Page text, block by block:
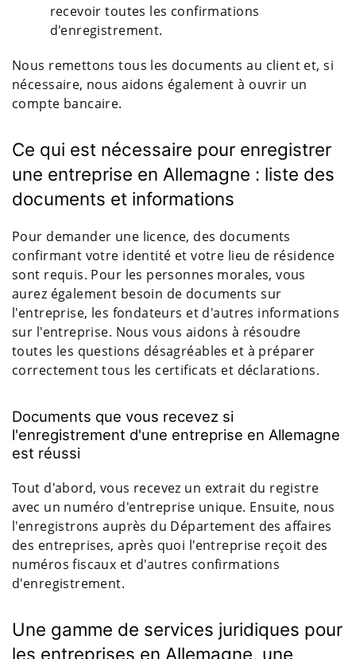
recevoir toutes les confirmations
d'enregistrement.
Nous remettons tous les documents au client et, si
nécessaire, nous aidons également à ouvrir un
compte bancaire.
Ce qui est nécessaire pour enregistrer
une entreprise en Allemagne : liste des
documents et informations
Pour demander une licence, des documents
confirmant votre identité et votre lieu de résidence
sont requis. Pour les personnes morales, vous
aurez également besoin de documents sur
l'entreprise, les fondateurs et d'autres informations
sur l'entreprise. Nous vous aidons à résoudre
toutes les questions désagréables et à préparer
correctement tous les certificats et déclarations.
Documents que vous recevez si
l'enregistrement d'une entreprise en Allemagne
est réussi
Tout d'abord, vous recevez un extrait du registre
avec un numéro d'entreprise unique. Ensuite, nous
l'enregistrons auprès du Département des affaires
des entreprises, après quoi l'entreprise reçoit des
numéros fiscaux et d'autres confirmations
d'enregistrement.
Une gamme de services juridiques pour
les entreprises en Allemagne, une